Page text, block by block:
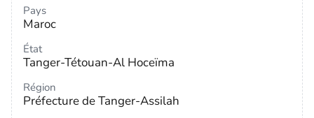
Pays
Maroc
État
Tanger-Tétouan-Al Hoceïma
Région
Préfecture de Tanger-Assilah